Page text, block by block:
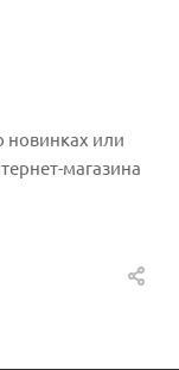
или
магазина